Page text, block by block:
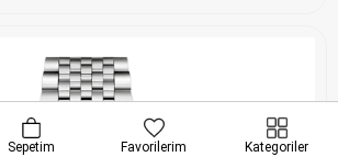
ÖZEL Seçili ürünlerde ekstra indirim •
Sepetim Favorilerim Kategoriler